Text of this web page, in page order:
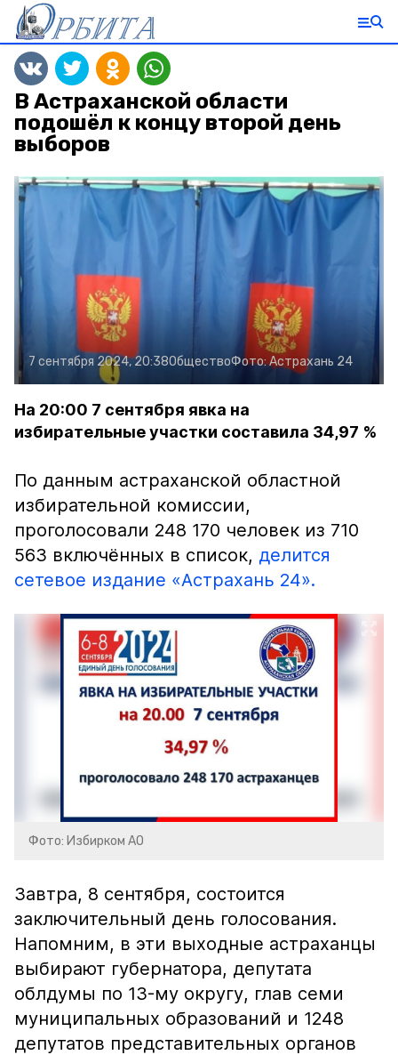
В Астраханской области
подошёл к концу второй день
выборов
7 сентября 2024, 20:38ОбществоФото:Астрахань 24
На 20:00 7 сентября явка на
избирательные участки составила 34,97 %
По данным астраханской областной
избирательной комиссии,
проголосовали 248 170 человек из 710
563 включённых в список, делится
сетевое издание «Астрахань 24».
Фото: Избирком АО
Завтра, 8 сентября, состоится
заключительный день голосования.
Напомним, в эти выходные астраханцы
выбирают губернатора, депутата
облдумы по 13-му округу, глав семи
муниципальных образований и 1248
депутатов представительных органов